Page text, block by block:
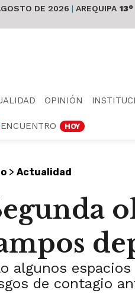
DE 2026 | AREQUIPA 13°
OPINIÓN
ENCUENTRO HOY
> Actualidad
algunos
de contagio